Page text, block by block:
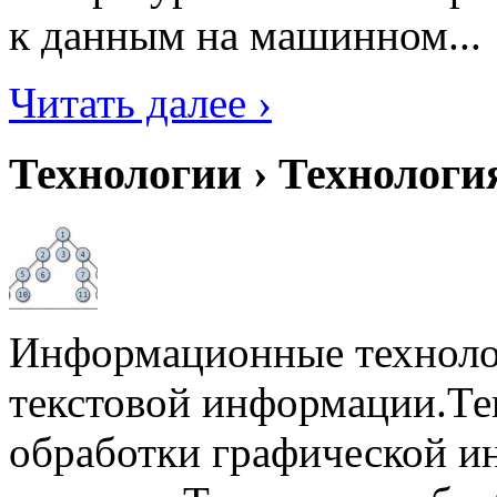
к данным на машинном...
Читать далее ›
Технологии ›
Информационные
текстовой
обработки графической